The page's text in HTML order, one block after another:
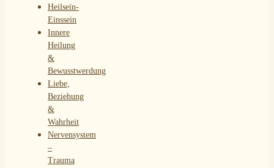
Heilsein-
Einssein
Innere
Heilung
&
Bewusstwerdung
Liebe,
Beziehung
&
Wahrheit
Nervensystem
–
Trauma